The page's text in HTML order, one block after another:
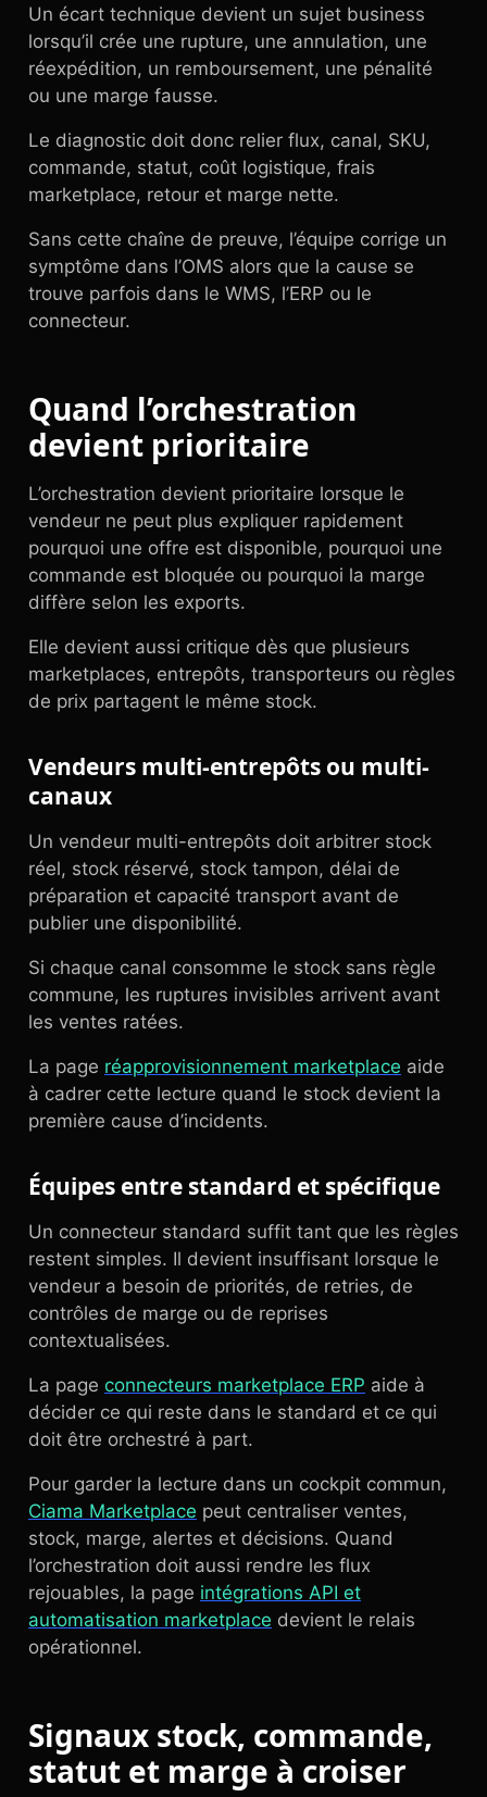
Un écart technique devient un sujet business
lorsqu’il crée une rupture, une annulation, une
réexpédition, un remboursement, une pénalité
ou une marge fausse.
Le diagnostic doit donc relier flux, canal, SKU,
commande, statut, coût logistique, frais
marketplace, retour et marge nette.
Sans cette chaîne de preuve, l’équipe corrige un
symptôme dans l’OMS alors que la cause se
trouve parfois dans le WMS, l’ERP ou le
connecteur.
Quand l’orchestration
devient prioritaire
L’orchestration devient prioritaire lorsque le
vendeur ne peut plus expliquer rapidement
pourquoi une offre est disponible, pourquoi une
commande est bloquée ou pourquoi la marge
diffère selon les exports.
Elle devient aussi critique dès que plusieurs
marketplaces, entrepôts, transporteurs ou règles
de prix partagent le même stock.
Vendeurs multi-entrepôts ou multi-
canaux
Un vendeur multi-entrepôts doit arbitrer stock
réel, stock réservé, stock tampon, délai de
préparation et capacité transport avant de
publier une disponibilité.
Si chaque canal consomme le stock sans règle
commune, les ruptures invisibles arrivent avant
les ventes ratées.
La page réapprovisionnement marketplace aide
à cadrer cette lecture quand le stock devient la
première cause d’incidents.
Équipes entre standard et spécifique
Un connecteur standard suffit tant que les règles
restent simples. Il devient insuffisant lorsque le
vendeur a besoin de priorités, de retries, de
contrôles de marge ou de reprises
contextualisées.
La page connecteurs marketplace ERP aide à
décider ce qui reste dans le standard et ce qui
doit être orchestré à part.
Pour garder la lecture dans un cockpit commun,
Ciama Marketplace peut centraliser ventes,
stock, marge, alertes et décisions. Quand
l’orchestration doit aussi rendre les flux
rejouables, la page intégrations API et
automatisation marketplace devient le relais
opérationnel.
Signaux stock, commande,
statut et marge à croiser